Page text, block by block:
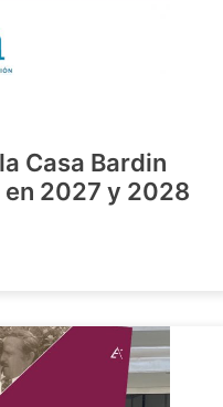
Casa Bardin
2027 y 2028